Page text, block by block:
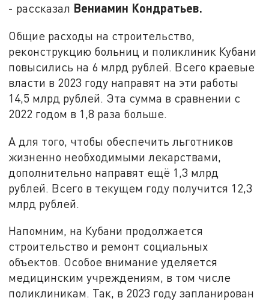
- рассказал Вениамин Кондратьев.
Общие расходы на строительство,
реконструкцию больниц и поликлиник Кубани
повысились на 6 млрд рублей. Всего краевые
власти в 2023 году направят на эти работы
14,5 млрд рублей. Эта сумма в сравнении с
2022 годом в 1,8 раза больше.
А для того, чтобы обеспечить льготников
жизненно необходимыми лекарствами,
дополнительно направят ещё 1,3 млрд
рублей. Всего в текущем году получится 12,3
млрд рублей.
Напомним, на Кубани продолжается
строительство и ремонт социальных
объектов. Особое внимание уделяется
медицинским учреждениям, в том числе
поликлиникам. Так, в 2023 году запланирован